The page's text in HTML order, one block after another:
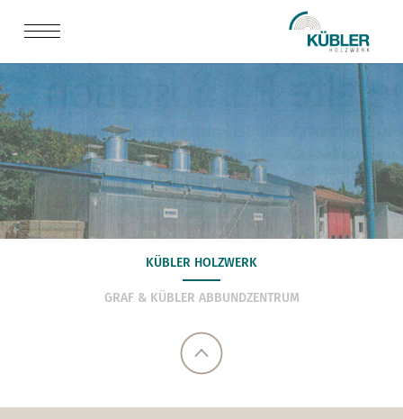
KÜBLER HOLZWERK
GRAF & KÜBLER ABBUNDZENTRUM